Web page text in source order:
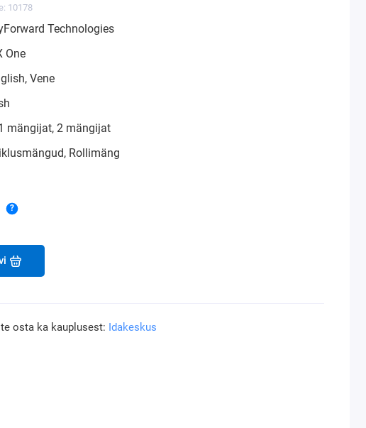
10178
Technologies
One
Vene
mängijat, 2 mängijat
Rollimäng
?
osta ka kauplusest: Idakeskus